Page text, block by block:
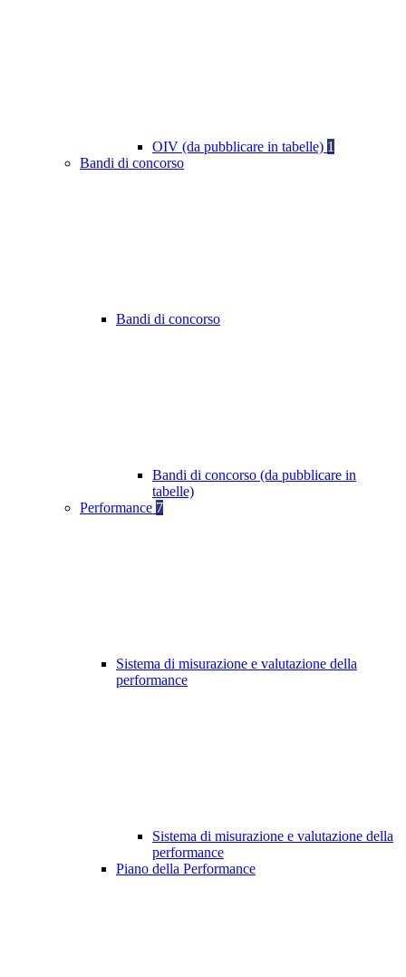
OIV (da pubblicare in tabelle) 1
Bandi di concorso
Bandi di concorso
Bandi di concorso (da pubblicare in
tabelle)
Performance 7
Sistema di misurazione e valutazione della
performance
Sistema di misurazione e valutazione della
performance
Piano della Performance